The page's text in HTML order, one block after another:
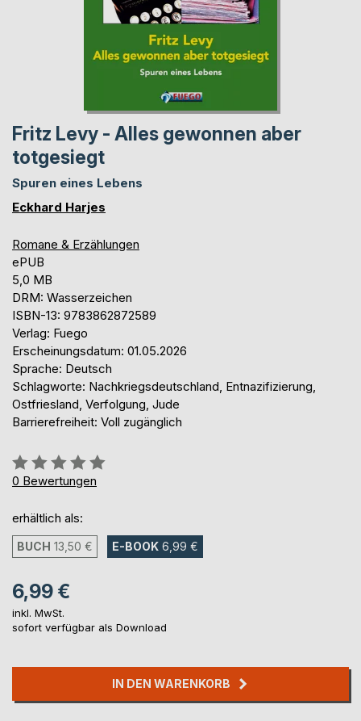
Fritz Levy - Alles gewonnen aber
totgesiegt
Spuren eines Lebens
Eckhard Harjes
Romane & Erzählungen
ePUB
5,0 MB
DRM: Wasserzeichen
ISBN-13: 9783862872589
Verlag: Fuego
Erscheinungsdatum: 01.05.2026
Sprache: Deutsch
Schlagworte: Nachkriegsdeutschland, Entnazifizierung,
Ostfriesland, Verfolgung, Jude
Barrierefreiheit: Voll zugänglich
Bewertung::
0%
0 Bewertungen
erhältlich als:
BUCH 13,50 € E-BOOK 6,99 €
6,99 €
inkl. MwSt.
sofort verfügbar als Download
IN DEN WARENKORB